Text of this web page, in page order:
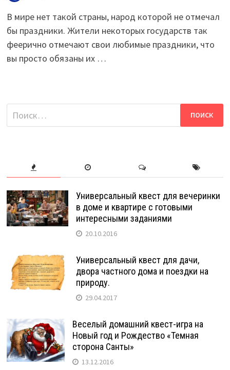
В мире нет такой страны, народ которой не отмечал
бы праздники. Жители некоторых государств так
феерично отмечают свои любимые праздники, что
вы просто обязаны их …
Найти:
Универсальный квест для вечеринки
в доме и квартире с готовыми
интересными заданиями
20.10.2016
Универсальный квест для дачи,
двора частного дома и поездки на
природу.
29.04.2017
Веселый домашний квест-игра на
Новый год и Рождество «Темная
сторона Санты»
13.12.2016